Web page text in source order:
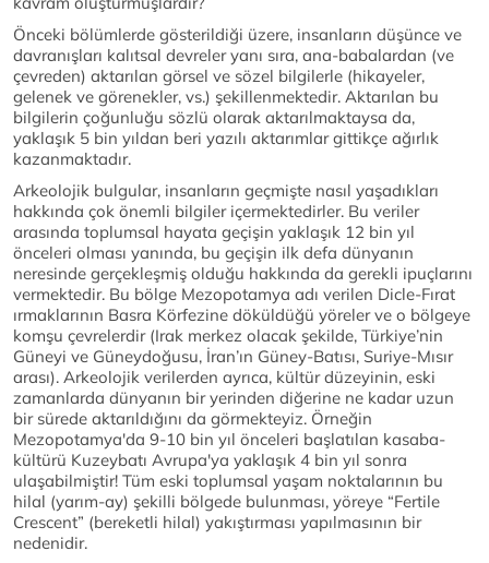
Önceki bölümlerde gösterildiği üzere, insanların düşünce ve
davranışları kalıtsal devreler yanı sıra, ana-babalardan (ve
çevreden) aktarılan görsel ve sözel bilgilerle (hikayeler,
gelenek ve görenekler, vs.) şekillenmektedir. Aktarılan bu
bilgilerin çoğunluğu sözlü olarak aktarılmaktaysa da,
yaklaşık 5 bin yıldan beri yazılı aktarımlar gittikçe ağırlık
kazanmaktadır.
Arkeolojik bulgular, insanların geçmişte nasıl yaşadıkları
hakkında çok önemli bilgiler içermektedirler. Bu veriler
arasında toplumsal hayata geçişin yaklaşık 12 bin yıl
önceleri olması yanında, bu geçişin ilk defa dünyanın
neresinde gerçekleşmiş olduğu hakkında da gerekli ipuçlarını
vermektedir. Bu bölge Mezopotamya adı verilen Dicle-Fırat
ırmaklarının Basra Körfezine döküldüğü yöreler ve o bölgeye
komşu çevrelerdir (Irak merkez olacak şekilde, Türkiye’nin
Güneyi ve Güneydoğusu, İran’ın Güney-Batısı, Suriye-Mısır
arası). Arkeolojik verilerden ayrıca, kültür düzeyinin, eski
zamanlarda dünyanın bir yerinden diğerine ne kadar uzun
bir sürede aktarıldığını da görmekteyiz. Örneğin
Mezopotamya'da 9-10 bin yıl önceleri başlatılan kasaba-
kültürü Kuzeybatı Avrupa'ya yaklaşık 4 bin yıl sonra
ulaşabilmiştir! Tüm eski toplumsal yaşam noktalarının bu
hilal (yarım-ay) şekilli bölgede bulunması, yöreye “Fertile
Crescent” (bereketli hilal) yakıştırması yapılmasının bir
nedenidir.